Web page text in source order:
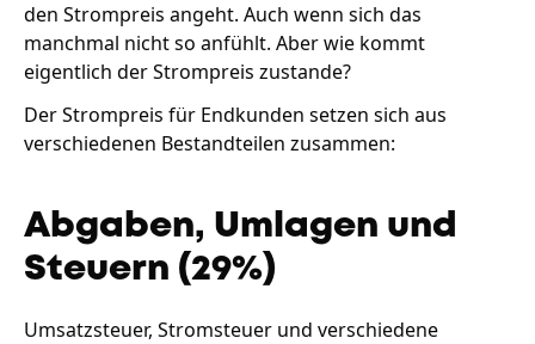
den Strompreis angeht. Auch wenn sich das
manchmal nicht so anfühlt. Aber wie kommt
eigentlich der Strompreis zustande?
Der Strompreis für Endkunden setzen sich aus
verschiedenen Bestandteilen zusammen:
Abgaben, Umlagen und
Steuern (29%)
Umsatzsteuer, Stromsteuer und verschiedene